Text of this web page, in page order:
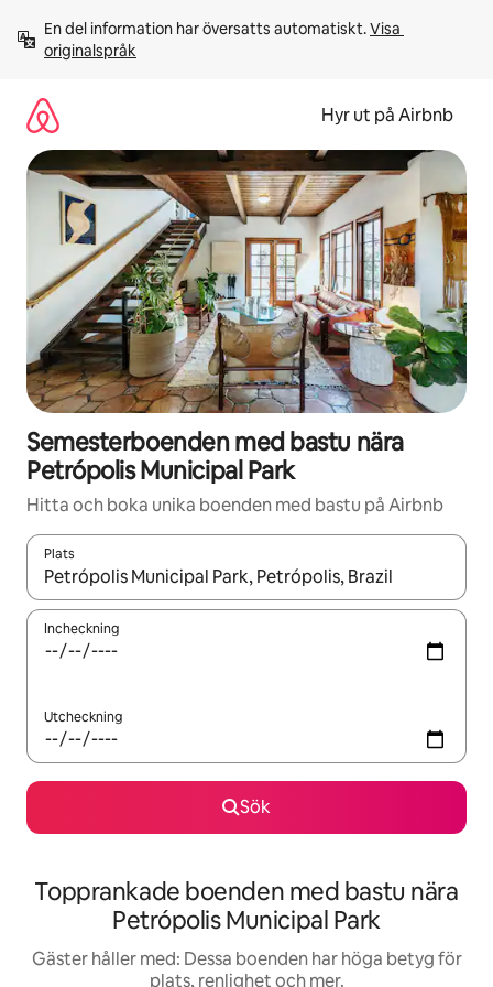
innehåll
En del information har översatts automatiskt. Visa
originalspråk
Hyr ut på Airbnb
Semesterboenden med bastu nära
Petrópolis Municipal Park
Hitta och boka unika boenden med bastu på Airbnb
Plats
När resultaten är tillgängliga kan du navigera med upp- och
Incheckning
Utcheckning
Sök
Topprankade boenden med bastu nära
Petrópolis Municipal Park
Gäster håller med: Dessa boenden har höga betyg för
plats, renlighet och mer.